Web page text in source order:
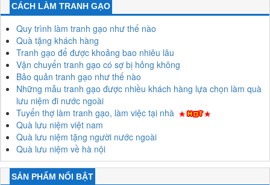
CÁCH LÀM TRANH GẠO
Quy trình làm tranh gạo như thế nào
Quà tặng khách hàng
Tranh gạo để được khoảng bao nhiêu lâu
Vận chuyển tranh gạo có sợ bị hỏng không
Bảo quản tranh gạo như thế nào
Những mẫu tranh gạo được nhiều khách hàng lựa chọn làm quà
lưu niệm đi nước ngoài
Tuyển thợ làm tranh gạo, làm việc tại nhà
Quà lưu niệm việt nam
Quà lưu niệm tặng người nước ngoài
Quà lưu niệm về hà nội
SẢN PHẨM NỔI BẬT